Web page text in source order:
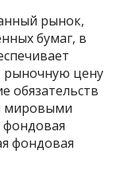
рынок,
бумаг, в
рыночную цену
обязательств
мировыми
фондовая